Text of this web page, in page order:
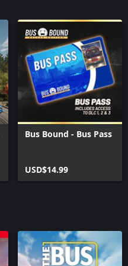
Bus Bound - Bus Pass
USD$14.99